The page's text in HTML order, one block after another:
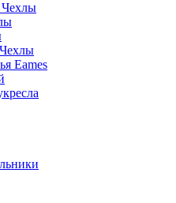
Чехлы
Eames